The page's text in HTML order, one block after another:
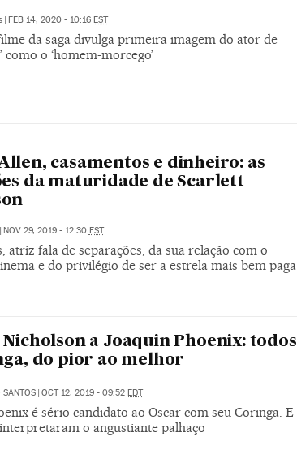
FEB 14, 2020 - 10:16 EST
da saga divulga primeira imagem do ator de
como o ‘homem-morcego’
casamentos e dinheiro: as
da maturidade de Scarlett
| NOV 29, 2019 - 12:30 EST
atriz fala de separações, da sua relação com o
e do privilégio de ser a estrela mais bem paga
Nicholson a Joaquin Phoenix: todos
do pior ao melhor
SANTOS | OCT 12, 2019 - 09:52 EDT
é sério candidato ao Oscar com seu Coringa. E
o angustiante palhaço